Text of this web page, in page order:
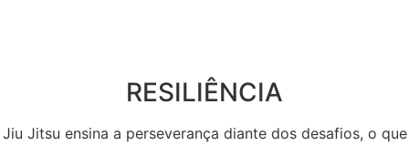
RESILIÊNCIA
Jiu Jitsu ensina a perseverança diante dos desafios, o que